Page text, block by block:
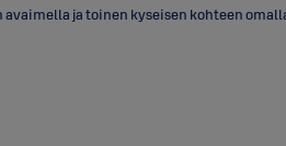
ja toinen kyseisen kohteen